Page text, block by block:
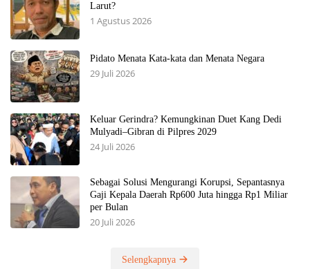
Larut?
1 Agustus 2026
Pidato Menata Kata-kata dan Menata Negara
29 Juli 2026
Keluar Gerindra? Kemungkinan Duet Kang Dedi
Mulyadi–Gibran di Pilpres 2029
24 Juli 2026
Sebagai Solusi Mengurangi Korupsi, Sepantasnya
Gaji Kepala Daerah Rp600 Juta hingga Rp1 Miliar
per Bulan
20 Juli 2026
Selengkapnya